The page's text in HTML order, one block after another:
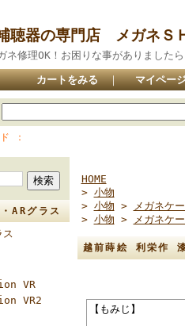
聴器の専門店 メガネＳ
ネ修理OK！お困りな事がありました
カートをみる ｜ マイペー
ARグラス
ス
VR
VR2
HOME
> 小物
> 小物 >
メガネケ
> 小物 > メガネケ
越前蒔絵 利栄作
【もみじ】